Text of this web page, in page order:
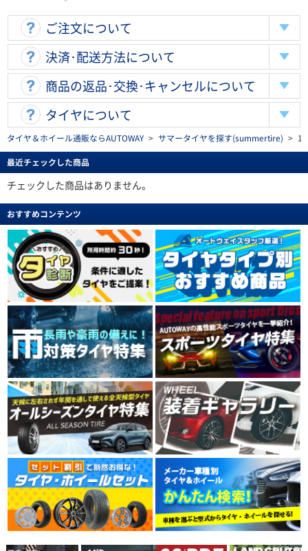
ご注文について
決済･配送方法について
商品の返品･交換･キャンセルについて
タイヤについて
タイヤ＆ホイール通販ならAUTOWAY > サマータイヤを探す(summertire) >
最近チェックした商品
チェックした商品はありません。
おすすめコンテンツ